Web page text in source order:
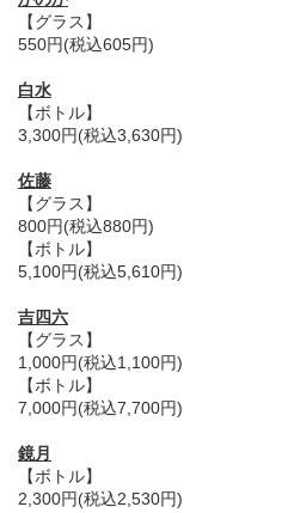
【グラス】
550円(税込605円)
白水
【ボトル】
3,300円(税込3,630円)
佐藤
【グラス】
800円(税込880円)
【ボトル】
5,100円(税込5,610円)
吉四六
【グラス】
1,000円(税込1,100円)
【ボトル】
7,000円(税込7,700円)
鏡月
【ボトル】
2,300円(税込2,530円)